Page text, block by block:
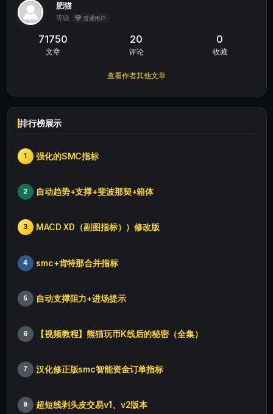
肥猫
等级 普通用户
71750
文章
20
评论
0
收藏
查看作者其他文章
排行榜展示
1 强化的SMC指标
2 自动趋势+支撑+斐波那契+箱体
3 MACD XD（副图指标））修改版
4 smc+肯特那合并指标
5 自动支撑阻力+进场提示
6 【视频教程】熊猫玩币K线后的秘密（全集）
7 汉化修正版smc智能资金订单指标
8 超短线剥头皮交易v1、v2版本